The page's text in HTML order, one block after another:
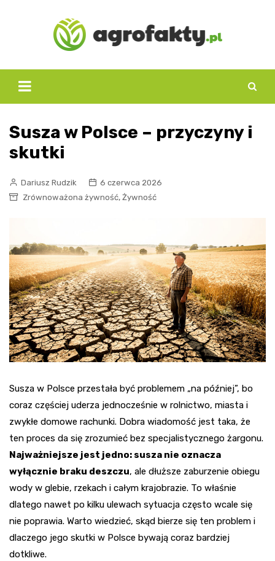
Susza w Polsce – przyczyny i
skutki
Dariusz Rudzik
6 czerwca 2026
Zrównoważona żywność, Żywność
Susza w Polsce przestała być problemem „na później”, bo
coraz częściej uderza jednocześnie w rolnictwo, miasta i
zwykłe domowe rachunki. Dobra wiadomość jest taka, że
ten proces da się zrozumieć bez specjalistycznego żargonu.
Najważniejsze jest jedno: susza nie oznacza
wyłącznie braku deszczu, ale dłuższe zaburzenie obiegu
wody w glebie, rzekach i całym krajobrazie. To właśnie
dlatego nawet po kilku ulewach sytuacja często wcale się
nie poprawia. Warto wiedzieć, skąd bierze się ten problem i
dlaczego jego skutki w Polsce bywają coraz bardziej
dotkliwe.